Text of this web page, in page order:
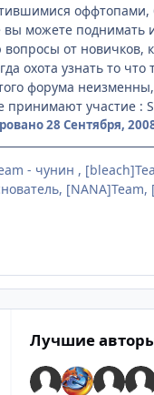
вы можете поднимать
от новичков,
охота узнать то
форума
принимают участие
28 Сентября,
- чунин ,
Лучшие